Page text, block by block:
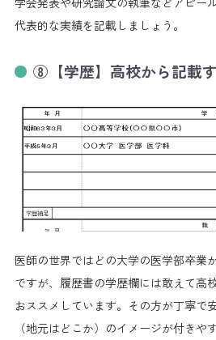
代表的な実績を記載しましょう。
⑧【学歴】高校から記載
医師の世界ではどの大学の医学部卒業
ですが、履歴書の学歴欄には敢えて高
おススメしています。その方が丁寧で
（地元はどこか）のイメージが付きや